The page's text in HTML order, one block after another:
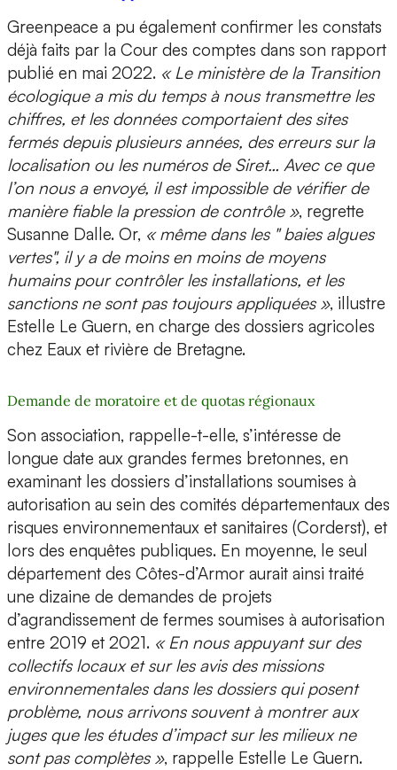
Greenpeace a pu également confirmer les constats
déjà faits par la Cour des comptes dans son rapport
publié en mai 2022. « Le ministère de la Transition
écologique a mis du temps à nous transmettre les
chiffres, et les données comportaient des sites
fermés depuis plusieurs années, des erreurs sur la
localisation ou les numéros de Siret… Avec ce que
l’on nous a envoyé, il est impossible de vérifier de
manière fiable la pression de contrôle », regrette
Susanne Dalle. Or, « même dans les " baies algues
vertes", il y a de moins en moins de moyens
humains pour contrôler les installations, et les
sanctions ne sont pas toujours appliquées », illustre
Estelle Le Guern, en charge des dossiers agricoles
chez Eaux et rivière de Bretagne.
Demande de moratoire et de quotas régionaux
Son association, rappelle-t-elle, s’intéresse de
longue date aux grandes fermes bretonnes, en
examinant les dossiers d’installations soumises à
autorisation au sein des comités départementaux des
risques environnementaux et sanitaires (Corderst), et
lors des enquêtes publiques. En moyenne, le seul
département des Côtes-d’Armor aurait ainsi traité
une dizaine de demandes de projets
d’agrandissement de fermes soumises à autorisation
entre 2019 et 2021. « En nous appuyant sur des
collectifs locaux et sur les avis des missions
environnementales dans les dossiers qui posent
problème, nous arrivons souvent à montrer aux
juges que les études d’impact sur les milieux ne
sont pas complètes », rappelle Estelle Le Guern.